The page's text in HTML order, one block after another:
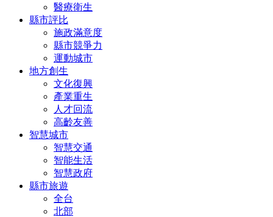
醫療衛生
縣市評比
施政滿意度
縣市競爭力
運動城市
地方創生
文化復興
產業重生
人才回流
高齡友善
智慧城市
智慧交通
智能生活
智慧政府
縣市旅遊
全台
北部